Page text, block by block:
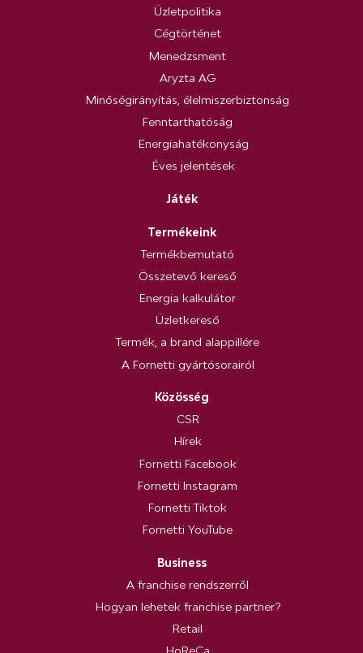
Üzletpolitika
Cégtörténet
Menedzsment
Aryzta AG
Minőségirányítás, élelmiszerbiztonság
Fenntarthatóság
Energiahatékonyság
Éves jelentések
Játék
Termékeink
Termékbemutató
Összetevő kereső
Energia kalkulátor
Üzletkereső
Termék, a brand alappillére
A Fornetti gyártósorairól
Közösség
CSR
Hírek
Fornetti Facebook
Fornetti Instagram
Fornetti Tiktok
Fornetti YouTube
Business
A franchise rendszerről
Hogyan lehetek franchise partner?
Retail